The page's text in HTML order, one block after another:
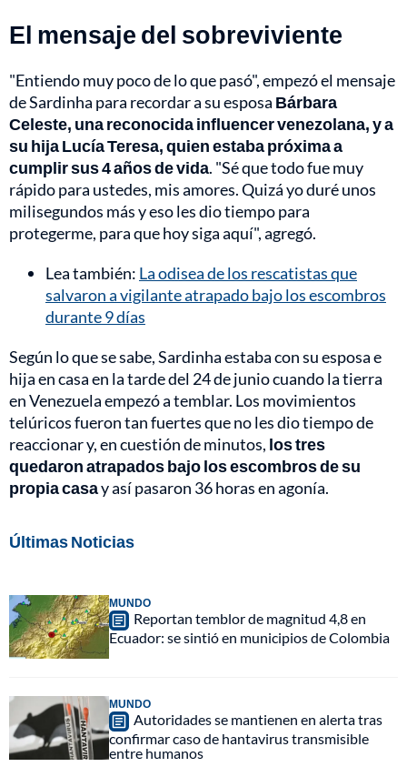
El mensaje del sobreviviente
"Entiendo muy poco de lo que pasó", empezó el mensaje
de Sardinha para recordar a su esposa Bárbara
Celeste, una reconocida influencer venezolana, y a
su hija Lucía Teresa, quien estaba próxima a
cumplir sus 4 años de vida. "Sé que todo fue muy
rápido para ustedes, mis amores. Quizá yo duré unos
milisegundos más y eso les dio tiempo para
protegerme, para que hoy siga aquí", agregó.
Lea también: La odisea de los rescatistas que
salvaron a vigilante atrapado bajo los escombros
durante 9 días
Según lo que se sabe, Sardinha estaba con su esposa e
hija en casa en la tarde del 24 de junio cuando la tierra
en Venezuela empezó a temblar. Los movimientos
telúricos fueron tan fuertes que no les dio tiempo de
reaccionar y, en cuestión de minutos, los tres
quedaron atrapados bajo los escombros de su
propia casay así pasaron 36 horas en agonía.
Últimas Noticias
MUNDO
Reportan temblor de magnitud 4,8 en
Ecuador: se sintió en municipios de Colombia
MUNDO
Autoridades se mantienen en alerta tras
confirmar caso de hantavirus transmisible
entre humanos